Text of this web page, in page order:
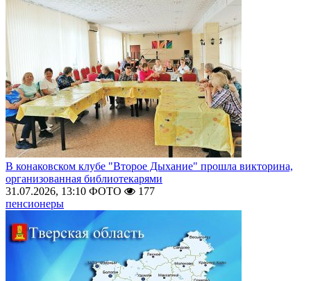
В конаковском клубе "Второе Дыхание" прошла викторина,
организованная библиотекарями
31.07.2026, 13:10 ФОТО
177
пенсионеры